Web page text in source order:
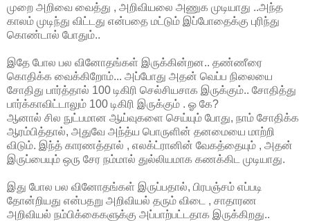
முறை அறிவை வைத்து , அறிவியலை அணுக முடியாது ..அந்த
காலம் முடிந்து விட்டது என்பதை மட்டும் இப்போதைக்கு புரிந்து
கொண்டால் போதும்..
இதே போல பல வினோதங்கள் இருக்கின்றன.. தண்ணீரை
கொதிக்க வைக்கிறோம்... அப்போது அதன் வெப்ப நிலையை
சோதிது பார்த்தால் 100 டிகிரி செல்சியசாக இருக்கும்.. சோதித்து
பார்க்காவிட்டாலும் 100 டிகிரி இருக்கும் . ஓ கே?
ஆனால் சில நுட்பமான ஆய்வுகளை செய்யும் போது, நாம் சோதிக்க
ஆரம்பித்தால், அதுவே அந்த்ய பொருளின் தனமையை மாற்றி
விடும். இந்த் காரணத்தால் , எலக்ட்ரானின் வேகத்தையும் , அதன்
இருப்பையும் ஒரு சேர நம்மால் துல்லியமாக கணக்கிட முடியாது.
இது போல பல வினோதங்கள் இருப்பதால், பிரபஞ்சம் எப்படி
தோன்றியது என்பதறு அறிவியல் தரும் விடை , சாதாரண
அறிவியல் நம்பிக்கைகளுக்கு அப்பாற்பட்டதாக இருக்கிறது..